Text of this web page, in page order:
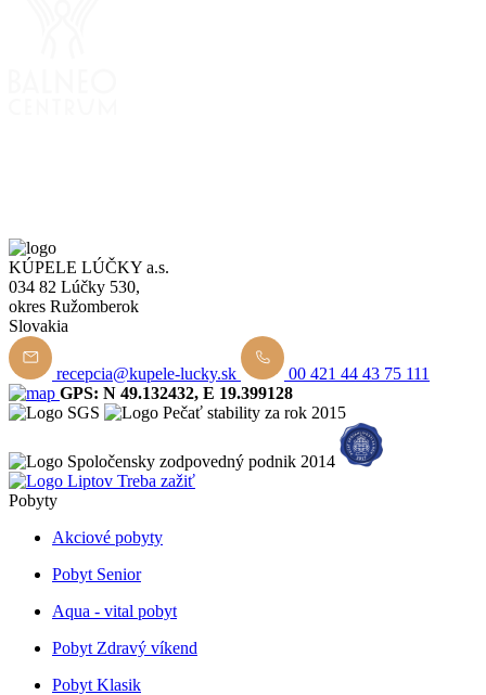
KÚPELE LÚČKY a.s.
034 82 Lúčky 530,
okres Ružomberok
Slovakia
recepcia@kupele-lucky.sk
00 421 44 43 75 111
GPS: N 49.132432, E 19.399128
Pobyty
Akciové pobyty
Pobyt Senior
Aqua - vital pobyt
Pobyt Zdravý víkend
Pobyt Klasik